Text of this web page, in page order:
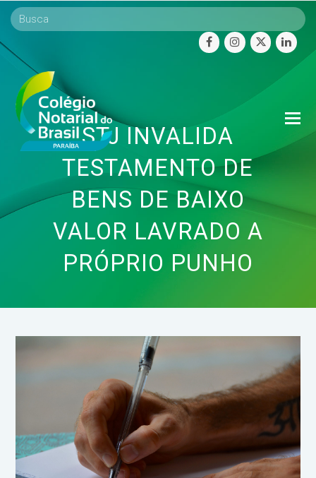
facebookinstagram
twitter
STJ INVALIDA
TESTAMENTO DE
BENS DE BAIXO
VALOR LAVRADO A
PRÓPRIO PUNHO